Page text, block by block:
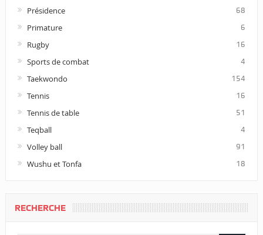
Présidence 68
Primature 6
Rugby 16
Sports de combat 4
Taekwondo 154
Tennis 16
Tennis de table 51
Teqball 4
Volley ball 91
Wushu et Tonfa 18
RECHERCHE